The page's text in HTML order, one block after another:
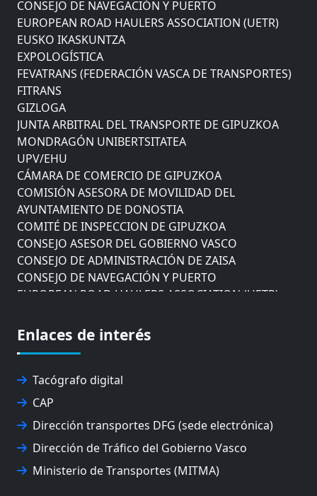
EUROPEAN ROAD HAULERS ASSOCIATION (UETR)
EUSKO IKASKUNTZA
EXPOLOGÍSTICA
FEVATRANS (FEDERACIÓN VASCA DE TRANSPORTES)
FITRANS
GIZLOGA
JUNTA ARBITRAL DEL TRANSPORTE DE GIPUZKOA
MONDRAGÓN UNIBERTSITATEA
UPV/EHU
CÁMARA DE COMERCIO DE GIPUZKOA
COMISIÓN ASESORA DE MOVILIDAD DEL
AYUNTAMIENTO DE DONOSTIA
COMITÉ DE INSPECCION DE GIPUZKOA
CONSEJO ASESOR DEL GOBIERNO VASCO
CONSEJO DE ADMINISTRACIÓN DE ZAISA
CONSEJO DE NAVEGACIÓN Y PUERTO
EUROPEAN ROAD HAULERS ASSOCIATION (UETR)
FEVATRANS (FEDERACIÓN VASCA DE TRANSPORTES)
FITRANS
GIZLOGA
MONDRAGÓN UNIBERTSITATEA
UPV/EHU
Enlaces de interés
Tacógrafo digital
CAP
Dirección transportes DFG (sede electrónica)
Dirección de Tráfico del Gobierno Vasco
Ministerio de Transportes (MITMA)